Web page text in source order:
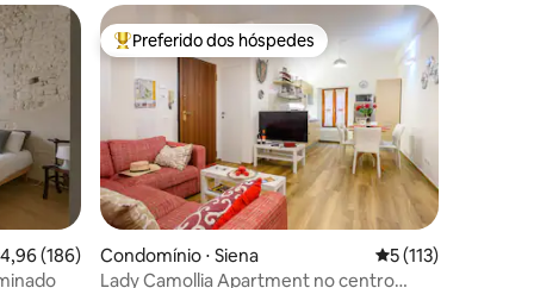
de uma avaliação média de 5, 186 avaliações
4,96 (186)
Entre os melhores preferidos dos hóspedes
Preferido dos hóspedes
Condomínio ⋅ Siena 5 de uma avaliação
5 (113)
Lady Camollia Apartment no centro